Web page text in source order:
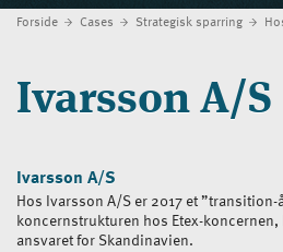
Ydelser
Cases
Forside Cases Strategisk sparring
Ivarsson A/S
Ivarsson A/S
Hos Ivarsson A/S er 2017 et
koncernstrukturen hos Etex-
ansvaret for Skandinavien.